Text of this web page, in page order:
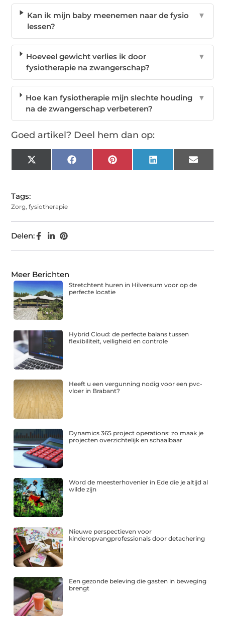
Kan ik mijn baby meenemen naar de fysio
lessen?
▼
Hoeveel gewicht verlies ik door
fysiotherapie na zwangerschap?
▼
Hoe kan fysiotherapie mijn slechte houding
na de zwangerschap verbeteren?
▼
Goed artikel? Deel hem dan op:
X
(Twitter)
Facebook Pinterest LinkedIn Email
Tags:
Zorg,fysiotherapie
Delen:
Meer Berichten
Stretchtent huren in Hilversum voor op de
perfecte locatie
Hybrid Cloud: de perfecte balans tussen
flexibiliteit, veiligheid en controle
Heeft u een vergunning nodig voor een pvc-
vloer in Brabant?
Dynamics 365 project operations: zo maak je
projecten overzichtelijk en schaalbaar
Word de meesterhovenier in Ede die je altijd al
wilde zijn
Nieuwe perspectieven voor
kinderopvangprofessionals door detachering
Een gezonde beleving die gasten in beweging
brengt